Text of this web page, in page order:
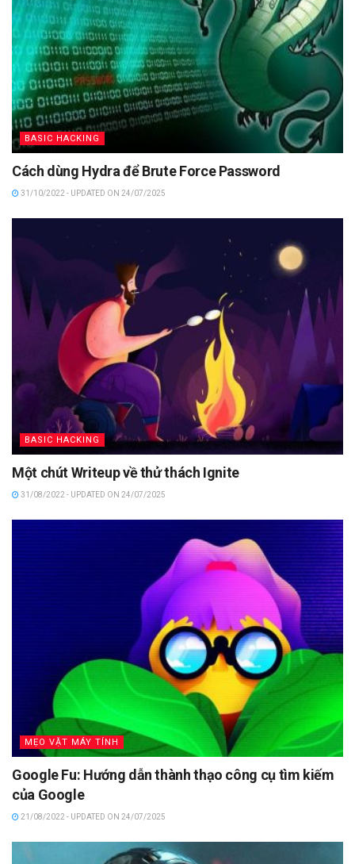
BASIC HACKING
Cách dùng Hydra để Brute Force Password
31/10/2022 - UPDATED ON 24/07/2025
BASIC HACKING
Một chút Writeup về thử thách Ignite
31/08/2022 - UPDATED ON 24/07/2025
MẸO VẶT MÁY TÍNH
Google Fu: Hướng dẫn thành thạo công cụ tìm kiếm
của Google
21/08/2022 - UPDATED ON 24/07/2025